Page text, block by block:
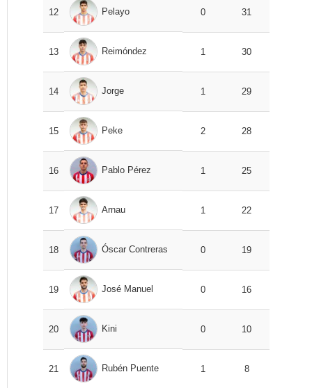
12 Pelayo 0 31
13 Reimóndez 1 30
14 Jorge 1 29
15 Peke 2 28
16 Pablo Pérez 1 25
17 Arnau 1 22
18 Óscar Contreras 0 19
19 José Manuel 0 16
20 Kini 0 10
21 Rubén Puente 1 8